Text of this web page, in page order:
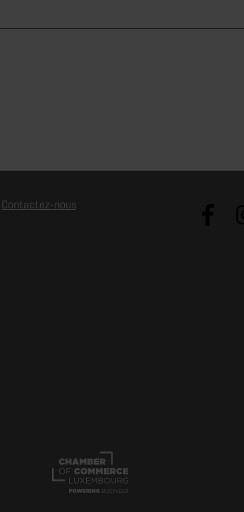
Contactez-nous